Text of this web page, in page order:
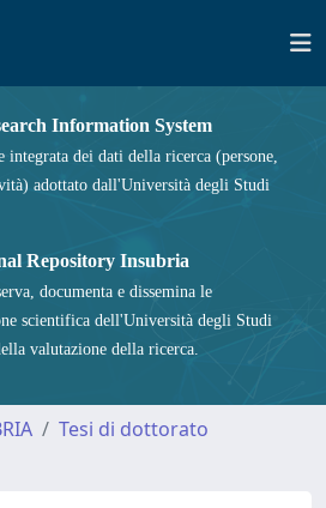
Information System
integrata dei dati della ricerca (persone,
adottato dall'Università degli Studi
Repository Insubria
documenta e dissemina le
scientifica dell'Università degli Studi
valutazione della ricerca.
Tesi di dottorato